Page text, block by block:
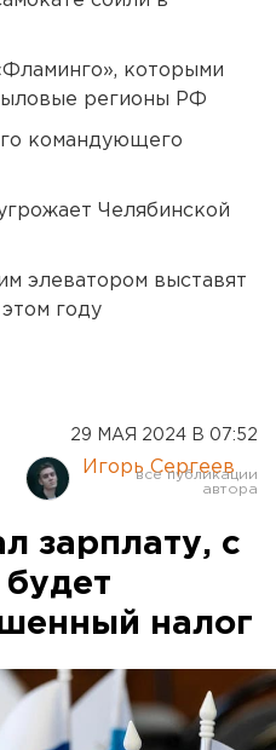
которыми
регионы РФ
командующего
Челябинской
элеватором выставят
году
29 МАЯ 2024 В 07:52
Игорь Сергеев
зарплату, с
налог